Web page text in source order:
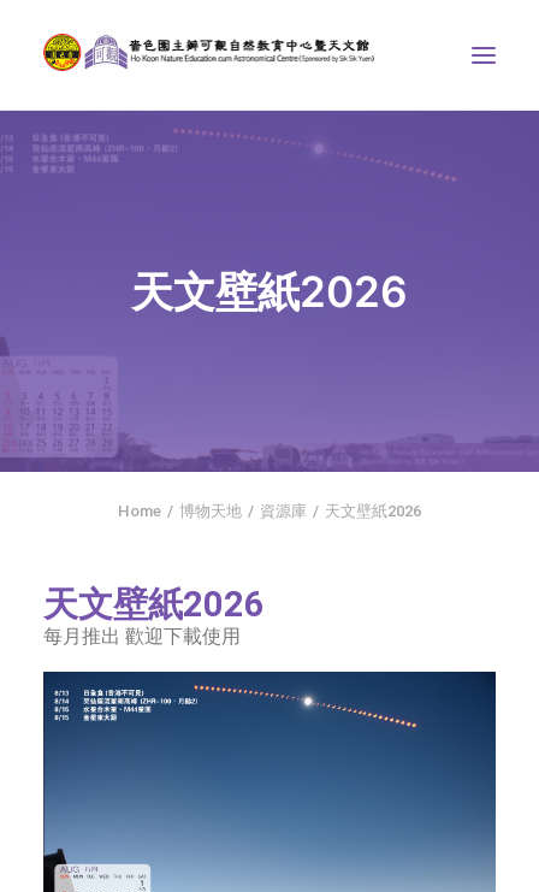
中心介紹
聯絡我們
SEARCH
字型大小
天文壁紙2026
Home 博物天地 資源庫 天文壁紙2026
天文壁紙2026
每月推出 歡迎下載使用